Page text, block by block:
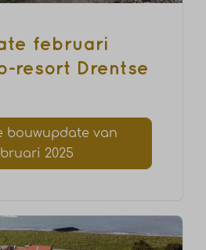
februari
resort Drentse
bouwupdate van
2025